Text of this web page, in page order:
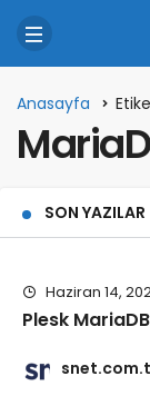
Anasayfa
SON YAZILAR
Haziran 14,
Plesk